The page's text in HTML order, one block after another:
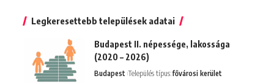
Legkeresettebb települések adatai
Budapest II. népessége, lakossága
(2020 – 2026)
Budapest Település típus:fővárosi kerület